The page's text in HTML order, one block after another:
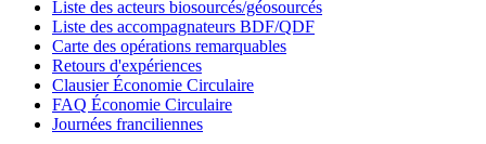
Liste des acteurs biosourcés/géosourcés
Liste des accompagnateurs BDF/QDF
Carte des opérations remarquables
Retours d'expériences
Clausier Économie Circulaire
FAQ Économie Circulaire
Journées franciliennes